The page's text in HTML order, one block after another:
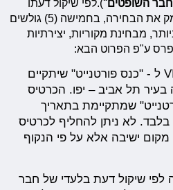
השופטים").לפי שיקול דעתו
הבלעדי ומבלי שיהיה עליו לנמק את הבחירה, בחמישה (5) גולשים
מבחינת מקוריות, יצירתיות
בפרס ע"פ הפרוט הבא:
שני (2) כרטיסי כניסה VIP ל - "כנס פורטנייט" שיתקיים
תל אביב – יפו. הכרטיס
שמתקיימת בתאריך
9:30 בבוקר בלבד. לא ניתן להחליף לכרטיס
ישיבה אלא על פי הנקוף
לפי שיקול דעת בלעדי של חבר